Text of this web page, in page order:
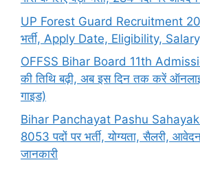
UP Forest Guard Recruitment
भर्ती, Apply Date, Eligibility,
OFFSS Bihar Board 11th
की तिथि बढ़ी, अब इस दिन तक करें
गाइड)
Bihar Panchayat Pashu
8053 पदों पर भर्ती, योग्यता, सैलरी, आवेदन
जानकारी